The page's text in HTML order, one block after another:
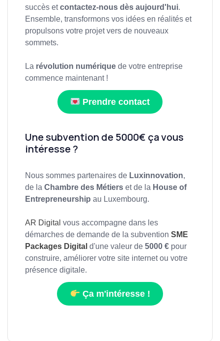
succès etcontactez-nous dès aujourd'hui.
Ensemble, transformons vos idées en réalités et
propulsons votre projet vers de nouveaux
sommets.
La révolution numérique de votre entreprise
commence maintenant !
Prendre contact
Une subvention de 5000€ ça vous
intéresse ?
Nous sommes partenaires de Luxinnovation,
de la Chambre des Métiers et de la House of
Entrepreneurship au Luxembourg.
AR Digital vous accompagne dans les
démarches de demande de la subvention SME
Packages Digital d'une valeur de 5000 € pour
construire, améliorer votre site internet ou votre
présence digitale.
Ça m'intéresse !